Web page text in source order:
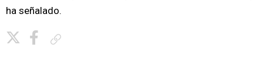
ha señalado.